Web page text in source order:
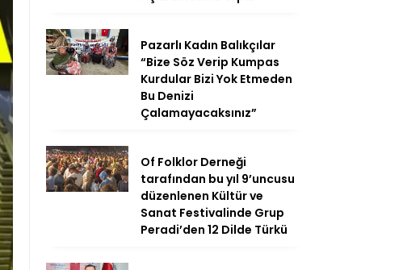
Pazarlı Kadın Balıkçılar
“Bize Söz Verip Kumpas
Kurdular Bizi Yok Etmeden
Bu Denizi
Çalamayacaksınız”
Of Folklor Derneği
tarafından bu yıl 9’uncusu
düzenlenen Kültür ve
Sanat Festivalinde Grup
Peradi’den 12 Dilde Türkü